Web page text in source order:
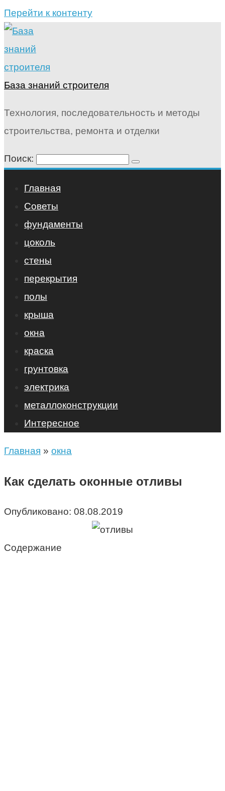
Перейти к контенту
База знаний строителя
Технология, последовательность и методы
строительства, ремонта и отделки
Поиск:
Главная
Советы
фундаменты
цоколь
стены
перекрытия
полы
крыша
окна
краска
грунтовка
электрика
металлоконструкции
Интересное
Главная » окна
Как сделать оконные отливы
Опубликовано: 08.08.2019
Содержание